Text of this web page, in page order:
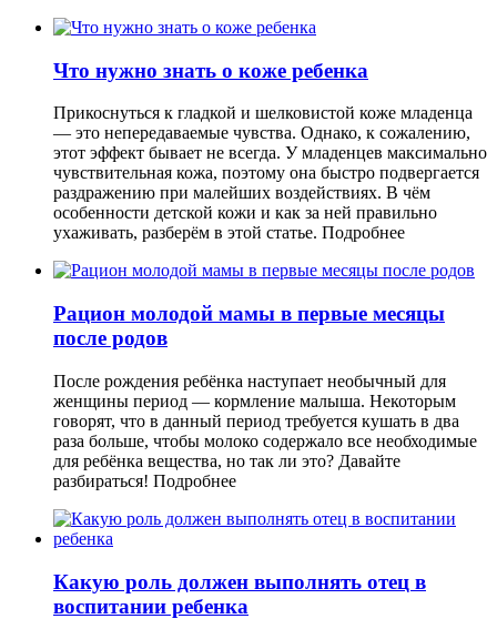
Что нужно знать о коже ребенка
Прикоснуться к гладкой и шелковистой коже младенца
— это непередаваемые чувства. Однако, к сожалению,
этот эффект бывает не всегда. У младенцев максимально
чувствительная кожа, поэтому она быстро подвергается
раздражению при малейших воздействиях. В чём
особенности детской кожи и как за ней правильно
ухаживать, разберём в этой статье. Подробнее
Рацион молодой мамы в первые месяцы
после родов
После рождения ребёнка наступает необычный для
женщины период — кормление малыша. Некоторым
говорят, что в данный период требуется кушать в два
раза больше, чтобы молоко содержало все необходимые
для ребёнка вещества, но так ли это? Давайте
разбираться! Подробнее
Какую роль должен выполнять отец в
воспитании ребенка